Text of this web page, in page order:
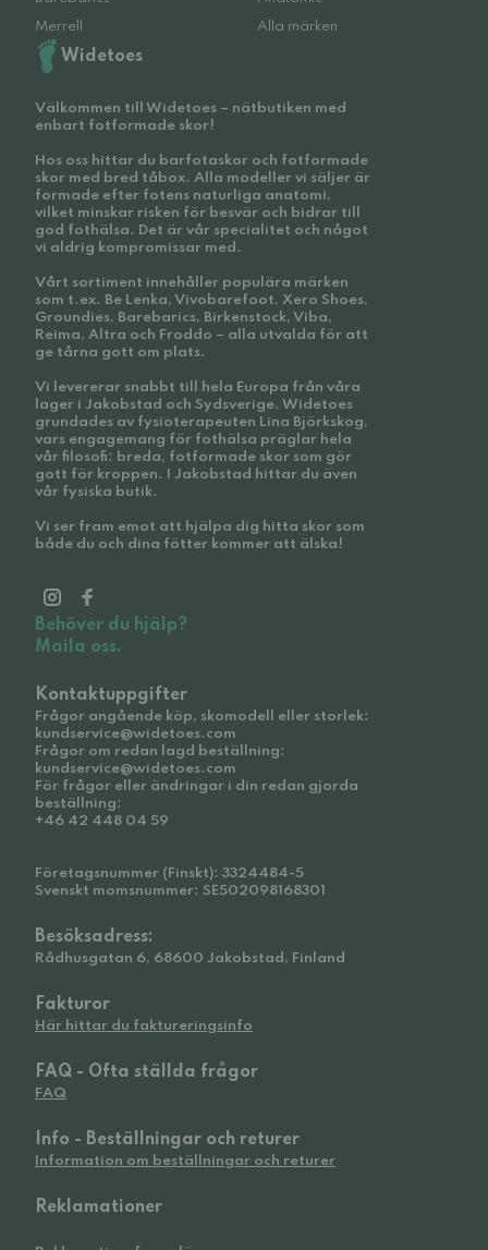
Merrell
Alla märken
Widetoes
Välkommen till Widetoes – nätbutiken med
enbart fotformade skor!
Hos oss hittar du barfotaskor och fotformade
skor med bred tåbox. Alla modeller vi säljer är
formade efter fotens naturliga anatomi,
vilket minskar risken för besvär och bidrar till
god fothälsa. Det är vår specialitet och något
vi aldrig kompromissar med.
Vårt sortiment innehåller populära märken
som t.ex. Be Lenka, Vivobarefoot, Xero Shoes,
Groundies, Barebarics, Birkenstock, Viba,
Reima, Altra och Froddo – alla utvalda för att
ge tårna gott om plats.
Vi levererar snabbt till hela Europa från våra
lager i Jakobstad och Sydsverige. Widetoes
grundades av fysioterapeuten Lina Björkskog,
vars engagemang för fothälsa präglar hela
vår filosofi: breda, fotformade skor som gör
gott för kroppen. I Jakobstad hittar du även
vår fysiska butik.
Vi ser fram emot att hjälpa dig hitta skor som
både du och dina fötter kommer att älska!
Behöver du hjälp?
Maila oss.
Kontaktuppgifter
Frågor angående köp, skomodell eller storlek:
kundservice@widetoes.com
Frågor om redan lagd beställning:
kundservice@widetoes.com
För frågor eller ändringar i din redan gjorda
beställning:
+46 42 448 04 59
Företagsnummer (Finskt): 3324484-5
Svenskt momsnummer: SE502098168301
Besöksadress:
Rådhusgatan 6, 68600 Jakobstad, Finland
Fakturor
Här hittar du faktureringsinfo
FAQ - Ofta ställda frågor
FAQ
Info - Beställningar och returer
Information om beställningar och returer
Reklamationer